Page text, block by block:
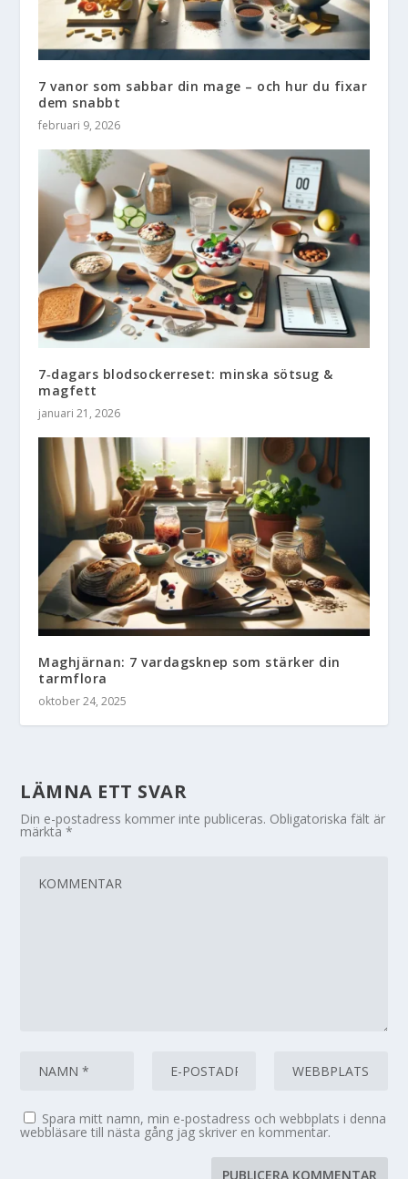
7 vanor som sabbar din mage – och hur du fixar
dem snabbt
februari 9, 2026
7‑dagars blodsockerreset: minska sötsug &
magfett
januari 21, 2026
Maghjärnan: 7 vardagsknep som stärker din
tarmflora
oktober 24, 2025
LÄMNA ETT SVAR
Din e-postadress kommer inte publiceras. Obligatoriska fält är
märkta*
Spara mitt namn, min e-postadress och webbplats i denna
webbläsare till nästa gång jag skriver en kommentar.